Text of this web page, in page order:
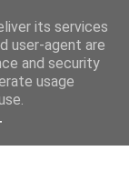
its services
user-agent are
and security
usage